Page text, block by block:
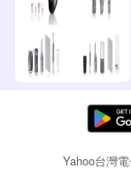
Yahoo台灣